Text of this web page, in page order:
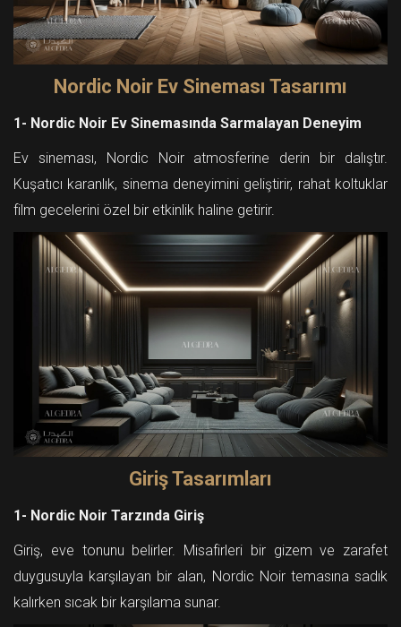
Nordic Noir Ev Sineması Tasarımı
1- Nordic Noir Ev Sinemasında Sarmalayan Deneyim
Ev sineması, Nordic Noir atmosferine derin bir dalıştır.
Kuşatıcı karanlık, sinema deneyimini geliştirir, rahat koltuklar
film gecelerini özel bir etkinlik haline getirir.
Giriş Tasarımları
1- Nordic Noir Tarzında Giriş
Giriş, eve tonunu belirler. Misafirleri bir gizem ve zarafet
duygusuyla karşılayan bir alan, Nordic Noir temasına sadık
kalırken sıcak bir karşılama sunar.